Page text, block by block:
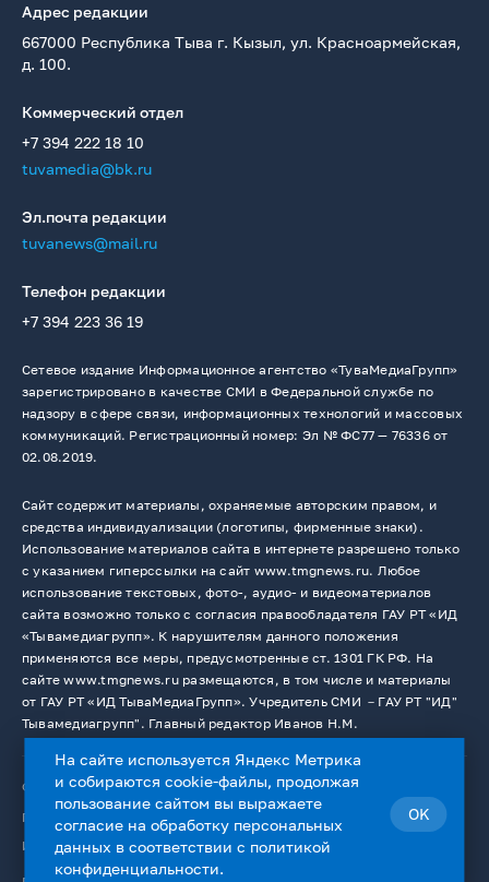
Адрес редакции
667000 Республика Тыва г. Кызыл, ул. Красноармейская,
д. 100.
Коммерческий отдел
+7 394 222 18 10
tuvamedia@bk.ru
Эл.почта редакции
tuvanews@mail.ru
Телефон редакции
+7 394 223 36 19
Сетевое издание Информационное агентство «ТуваМедиаГрупп»
зарегистрировано в качестве СМИ в Федеральной службе по
надзору в сфере связи, информационных технологий и массовых
коммуникаций. Регистрационный номер: Эл № ФС77 — 76336 от
02.08.2019.
Сайт содержит материалы, охраняемые авторским правом, и
средства индивидуализации (логотипы, фирменные знаки).
Использование материалов сайта в интернете разрешено только
с указанием гиперссылки на сайт www.tmgnews.ru. Любое
использование текстовых, фото-, аудио- и видеоматериалов
сайта возможно только с согласия правообладателя ГАУ РТ «ИД
«Тывамедиагрупп». К нарушителям данного положения
применяются все меры, предусмотренные ст. 1301 ГК РФ. На
сайте www.tmgnews.ru размещаются, в том числе и материалы
от ГАУ РТ «ИД ТываМедиаГрупп». Учредитель СМИ －ГАУ РТ "ИД"
Тывамедиагрупп". Главный редактор Иванов Н.М.
© 2026. Все права защищены.
12+
Пользовательское соглашение
Использование cookie-файлов
На сайте используется Яндекс Метрика
и собираются cookie-файлы, продолжая
пользование сайтом вы выражаете
согласие наобработку персональных
данных в соответствии с политикой
конфиденциальности.
OK